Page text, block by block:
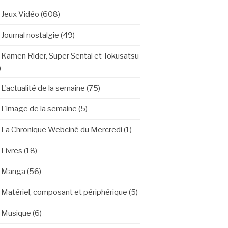
Jeux Vidéo (608)
Journal nostalgie (49)
Kamen Rider, Super Sentai et Tokusatsu
L'actualité de la semaine (75)
L'image de la semaine (5)
La Chronique Webciné du Mercredi (1)
Livres (18)
Manga (56)
Matériel, composant et périphérique (5)
Musique (6)